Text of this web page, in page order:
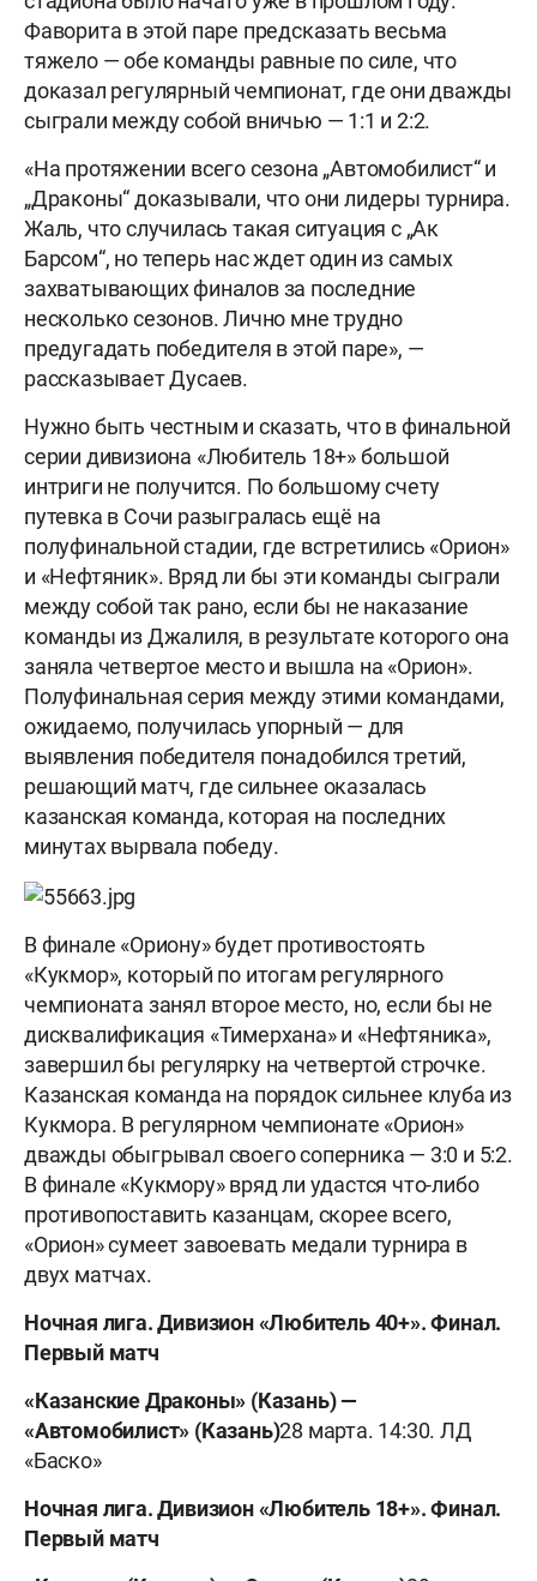
Фаворита в этой паре предсказать весьма
тяжело — обе команды равные по силе, что
доказал регулярный чемпионат, где они дважды
сыграли между собой вничью — 1:1 и 2:2.
«На протяжении всего сезона „Автомобилист“ и
„Драконы“ доказывали, что они лидеры турнира.
Жаль, что случилась такая ситуация с „Ак
Барсом“, но теперь нас ждет один из самых
захватывающих финалов за последние
несколько сезонов. Лично мне трудно
предугадать победителя в этой паре», —
рассказывает Дусаев.
Нужно быть честным и сказать, что в финальной
серии дивизиона «Любитель 18+» большой
интриги не получится. По большому счету
путевка в Сочи разыгралась ещё на
полуфинальной стадии, где встретились «Орион»
и «Нефтяник». Вряд ли бы эти команды сыграли
между собой так рано, если бы не наказание
команды из Джалиля, в результате которого она
заняла четвертое место и вышла на «Орион».
Полуфинальная серия между этими командами,
ожидаемо, получилась упорный — для
выявления победителя понадобился третий,
решающий матч, где сильнее оказалась
казанская команда, которая на последних
минутах вырвала победу.
В финале «Ориону» будет противостоять
«Кукмор», который по итогам регулярного
чемпионата занял второе место, но, если бы не
дисквалификация «Тимерхана» и «Нефтяника»,
завершил бы регулярку на четвертой строчке.
Казанская команда на порядок сильнее клуба из
Кукмора. В регулярном чемпионате «Орион»
дважды обыгрывал своего соперника — 3:0 и 5:2.
В финале «Кукмору» вряд ли удастся что-либо
противопоставить казанцам, скорее всего,
«Орион» сумеет завоевать медали турнира в
двух матчах.
Ночная лига. Дивизион «Любитель 40+». Финал.
Первый матч
«Казанские Драконы» (Казань) —
«Автомобилист» (Казань)28 марта. 14:30. ЛД
«Баско»
Ночная лига. Дивизион «Любитель 18+». Финал.
Первый матч